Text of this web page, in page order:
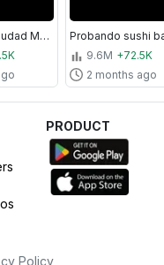
Así es la ciudad MÁS GRANDE de todo el mundo (impactante) | CHINA 🇨🇳
9.6M +72.5K
2 months ago
PRODUCT
Policy